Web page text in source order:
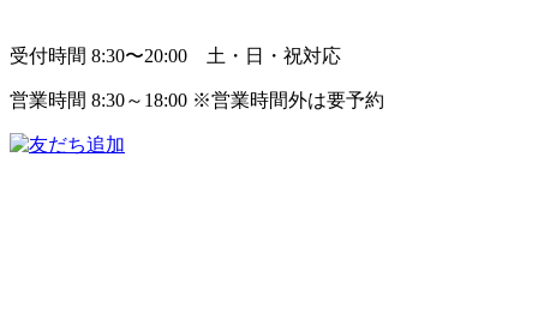
受付時間 8:30〜20:00 土・日・祝対応
営業時間 8:30～18:00 ※営業時間外は要予約